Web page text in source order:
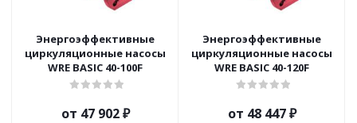
Энергоэффективные
циркуляционные насосы
WRE BASIC 40-100F
от 47 902 ₽
Энергоэффективные
циркуляционные насосы
WRE BASIC 40-120F
от 48 447 ₽